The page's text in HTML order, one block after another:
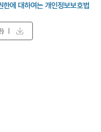
에 대하여는 개인정보보호법
)